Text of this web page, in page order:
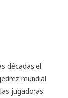
décadas el
mundial
jugadoras